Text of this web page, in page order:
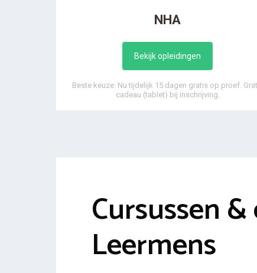
NHA
Bekijk opleidingen
Beste keuze: Nu tijdelijk 15 dagen gratis op proef.
cadeau (tablet) bij inschrijving.
Cursussen
Leermens